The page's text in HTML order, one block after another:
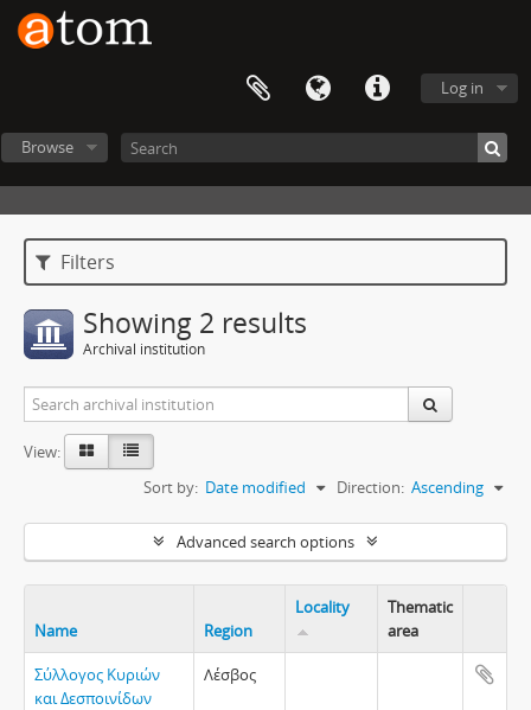
Log in
Browse
Filters
Showing 2 results
Archival institution
View:
Sort by: Date modified Direction: Ascending
Advanced search options
Name Region
Locality
Thematic
area
Σύλλογος Κυριών
και Δεσποινίδων
Λέσβος